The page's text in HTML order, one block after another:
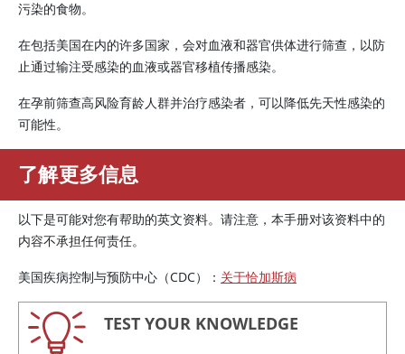
污染的食物。
在包括美国在内的许多国家，会对血液和器官供体进行筛查，以防
止通过输注受感染的血液或器官移植传播感染。
在孕前筛查高风险育龄人群并治疗感染者，可以降低先天性感染的
可能性。
了解更多信息
以下是可能对您有帮助的英文资料。请注意，本手册对该资料中的
内容不承担任何责任。
美国疾病控制与预防中心（CDC）： 关于恰加斯病
TEST YOUR KNOWLEDGE